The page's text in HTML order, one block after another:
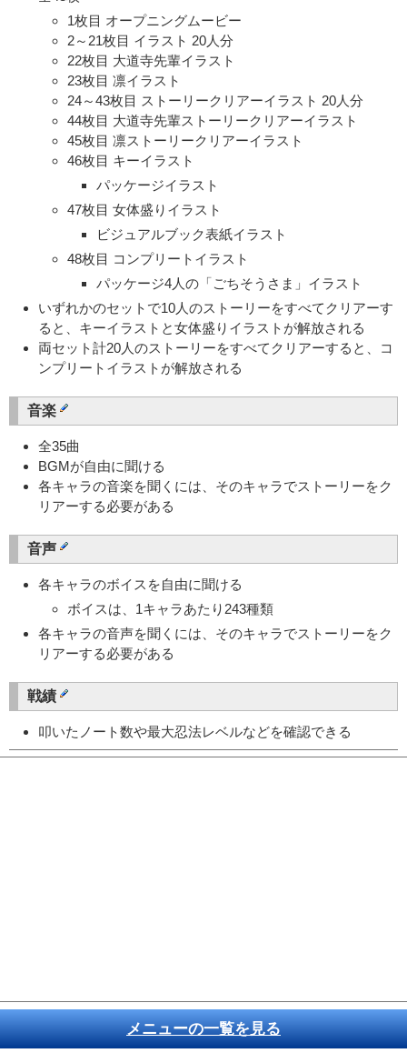
1枚目 オープニングムービー
2～21枚目 イラスト 20人分
22枚目 大道寺先輩イラスト
23枚目 凛イラスト
24～43枚目 ストーリークリアーイラスト 20人分
44枚目 大道寺先輩ストーリークリアーイラスト
45枚目 凛ストーリークリアーイラスト
46枚目 キーイラスト
パッケージイラスト
47枚目 女体盛りイラスト
ビジュアルブック表紙イラスト
48枚目 コンプリートイラスト
パッケージ4人の「ごちそうさま」イラスト
いずれかのセットで10人のストーリーをすべてクリアーす
ると、キーイラストと女体盛りイラストが解放される
両セット計20人のストーリーをすべてクリアーすると、コ
ンプリートイラストが解放される
音楽
全35曲
BGMが自由に聞ける
各キャラの音楽を聞くには、そのキャラでストーリーをク
リアーする必要がある
音声
各キャラのボイスを自由に聞ける
ボイスは、1キャラあたり243種類
各キャラの音声を聞くには、そのキャラでストーリーをク
リアーする必要がある
戦績
叩いたノート数や最大忍法レベルなどを確認できる
メニューの一覧を見る